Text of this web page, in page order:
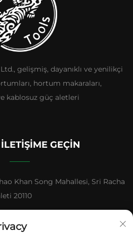
gelişmiş, dayanıklı ve yenilikçi
hortum makaraları,
kablosuz güç aletleri
GEÇIN
Khan Song Mahallesi, Sri Racha
20110